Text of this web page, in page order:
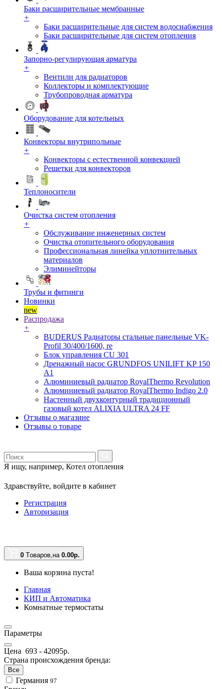
Баки расширительные мембранные
+
Баки расширительные для систем водоснабжения
Баки расширительные для систем отопления
Запорно-регулирующая арматура
+
Вентили для радиаторов
Коллекторы и комплектующие
Трубопроводная арматура
Оборудование для котельных
Конвекторы внутрипольные
+
Конвекторы с естественной конвекцией
Решетки для конвекторов
Теплоносители
Очистка систем отопления
+
Обслуживание инженерных систем
Очистка отопительного оборудования
Профессиональная линейка уплотнительных
материалов
Элиминейторы
Трубы и фитинги
Новинки
new
Распродажа
+
BUDERUS Радиаторы стальные панельные VK-
Profil 30/400/1600, re
Блок управления CU 301
Дренажный насос GRUNDFOS UNILIFT KP 150
A1
Алюминиевый радиатор RoyalThermo Revolution
Алюминиевый радиатор RoyalThermo Indigo 2.0
Настенный двухконтурный традиционный
газовый котел ALIXIA ULTRA 24 FF
Отзывы о магазине
Отзывы о товаре
Я ищу, например, Котел отопления
Здравствуйте, войдите в кабинет
Регистрация
Авторизация
0 Tоваров, на 0.00р.
Ваша корзина пуста!
Главная
КИП и Автоматика
Комнатные термостаты
Параметры
Цена 693 - 42095р.
Страна происхождения бренда:
Все
Германия 97